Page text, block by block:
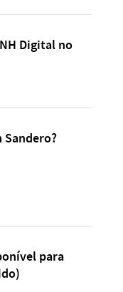
Digital no
Sandero?
para